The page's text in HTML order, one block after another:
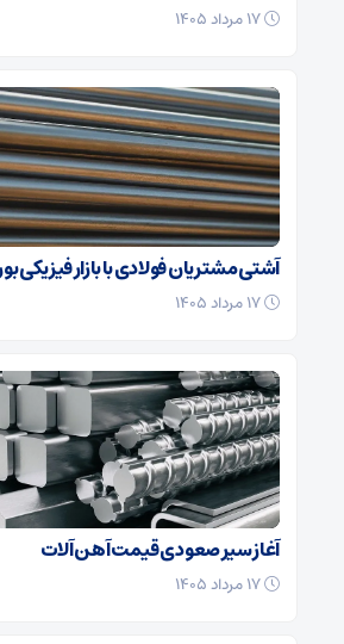
آشتی مشتریان فولادی با بازار فیزیکی
آغاز سیر صعودی قیمت آهن آلات